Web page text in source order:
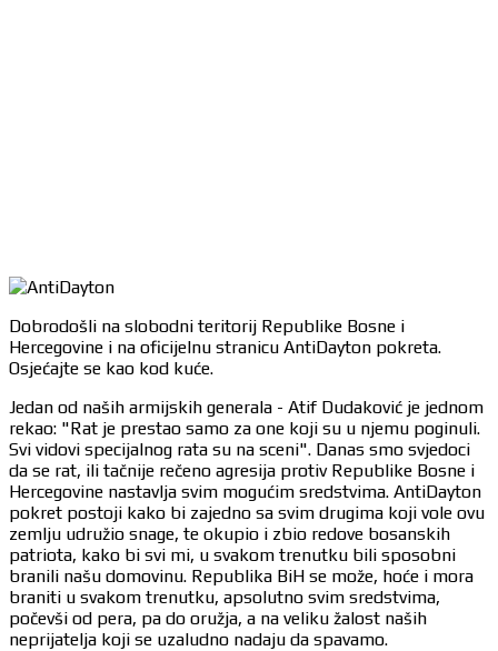
Dobrodošli na slobodni teritorij Republike Bosne i
Hercegovine i na oficijelnu stranicu AntiDayton pokreta.
Osjećajte se kao kod kuće.
Jedan od naših armijskih generala - Atif Dudaković je jednom
rekao: "Rat je prestao samo za one koji su u njemu poginuli.
Svi vidovi specijalnog rata su na sceni". Danas smo svjedoci
da se rat, ili tačnije rečeno agresija protiv Republike Bosne i
Hercegovine nastavlja svim mogućim sredstvima. AntiDayton
pokret postoji kako bi zajedno sa svim drugima koji vole ovu
zemlju udružio snage, te okupio i zbio redove bosanskih
patriota, kako bi svi mi, u svakom trenutku bili sposobni
branili našu domovinu. Republika BiH se može, hoće i mora
braniti u svakom trenutku, apsolutno svim sredstvima,
počevši od pera, pa do oružja, a na veliku žalost naših
neprijatelja koji se uzaludno nadaju da spavamo.